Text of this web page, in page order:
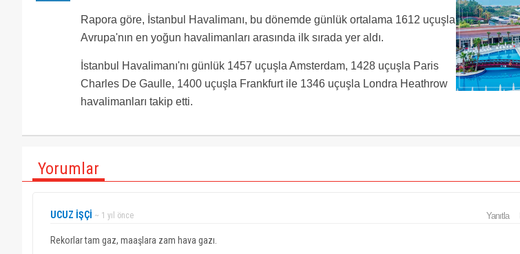
Rapora göre, İstanbul Havalimanı, bu dönemde günlük ortalama 1612 uçuşla
Avrupa'nın en yoğun havalimanları arasında ilk sırada yer aldı.
İstanbul Havalimanı'nı günlük 1457 uçuşla Amsterdam, 1428 uçuşla Paris
Charles De Gaulle, 1400 uçuşla Frankfurt ile 1346 uçuşla Londra Heathrow
havalimanları takip etti.
Yorumlar
UCUZ İŞÇİ ~ 1 yıl önce Yanıtla
Rekorlar tam gaz, maaşlara zam hava gazı.